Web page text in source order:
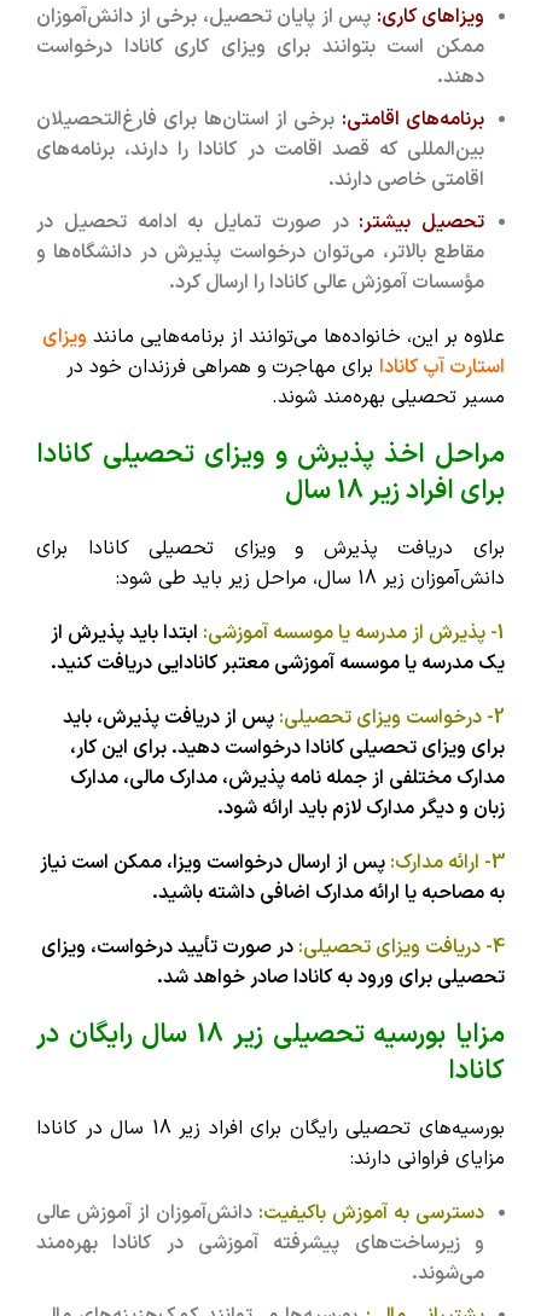
ویزاهای کاری: پس از پایان تحصیل، برخی از دانش‌آموزان
ممکن است بتوانند برای ویزای کاری کانادا درخواست
دهند.
برنامه‌های اقامتی: برخی از استان‌ها برای فارغ‌التحصیلان
بین‌المللی که قصد اقامت در کانادا را دارند، برنامه‌های
اقامتی خاصی دارند.
تحصیل بیشتر: در صورت تمایل به ادامه تحصیل در
مقاطع بالاتر، می‌توان درخواست پذیرش در دانشگاه‌ها و
مؤسسات آموزش عالی کانادا را ارسال کرد.
علاوه بر این، خانواده‌ها می‌توانند از برنامه‌هایی مانند ویزای
استارت آپ کانادا برای مهاجرت و همراهی فرزندان خود در
مسیر تحصیلی بهره‌مند شوند.
مراحل اخذ پذیرش و ویزای تحصیلی کانادا
برای افراد زیر 18 سال
برای دریافت پذیرش و ویزای تحصیلی کانادا برای
دانش‌آموزان زیر 18 سال، مراحل زیر باید طی شود:
1- پذیرش از مدرسه یا موسسه آموزشی:
ابتدا باید پذیرش از
یک مدرسه یا موسسه آموزشی معتبر کانادایی دریافت کنید.
2- درخواست ویزای تحصیلی:
پس از دریافت پذیرش، باید
برای ویزای تحصیلی کانادا درخواست دهید. برای این کار،
مدارک مختلفی از جمله نامه پذیرش، مدارک مالی، مدارک
زبان و دیگر مدارک لازم باید ارائه شود.
3- ارائه مدارک:
پس از ارسال درخواست ویزا، ممکن است نیاز
به مصاحبه یا ارائه مدارک اضافی داشته باشید.
4- دریافت ویزای تحصیلی:
در صورت تأیید درخواست، ویزای
تحصیلی برای ورود به کانادا صادر خواهد شد.
مزایا بورسیه تحصیلی زیر 18 سال رایگان در
کانادا
بورسیه‌های تحصیلی رایگان برای افراد زیر 18 سال در کانادا
مزایای فراوانی دارند:
دسترسی به آموزش باکیفیت: دانش‌آموزان از آموزش عالی
و زیرساخت‌های پیشرفته آموزشی در کانادا بهره‌مند
می‌شوند.